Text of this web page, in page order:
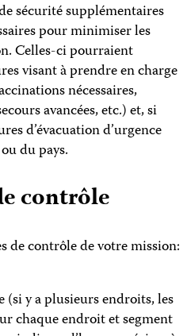
sécurité supplémentaires
pour minimiser les
Celles-ci pourraient
visant à prendre en charge
nécessaires,
avancées, etc.) et, si
d’évacuation d’urgence
du pays.
contrôle
de contrôle de votre mission:
(si y a plusieurs endroits, les
chaque endroit et segment